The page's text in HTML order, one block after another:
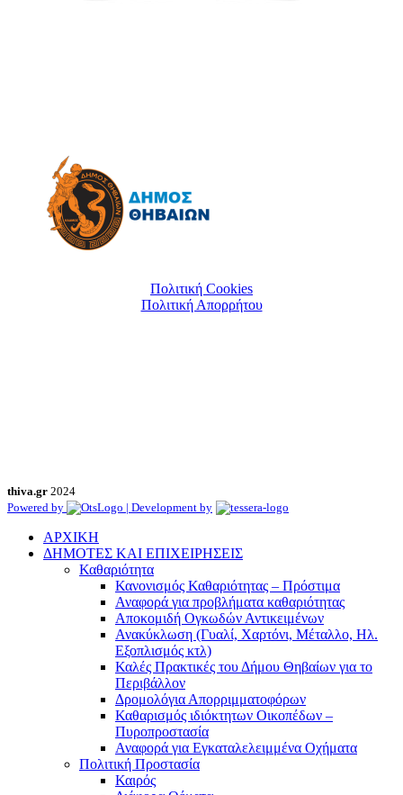
Πολιτική Cookies
Πολιτική Απορρήτου
thiva.gr 2024
Powered by
| Development by
ΑΡΧΙΚΗ
ΔΗΜΟΤΕΣ ΚΑΙ ΕΠΙΧΕΙΡΗΣΕΙΣ
Καθαριότητα
Κανονισμός Καθαριότητας – Πρόστιμα
Αναφορά για προβλήματα καθαριότητας
Αποκομιδή Ογκωδών Αντικειμένων
Ανακύκλωση (Γυαλί, Χαρτόνι, Μέταλλο, Ηλ.
Εξοπλισμός κτλ)
Καλές Πρακτικές του Δήμου Θηβαίων για το
Περιβάλλον
Δρομολόγια Απορριμματοφόρων
Καθαρισμός ιδιόκτητων Οικοπέδων –
Πυροπροστασία
Αναφορά για Εγκαταλελειμμένα Οχήματα
Πολιτική Προστασία
Καιρός